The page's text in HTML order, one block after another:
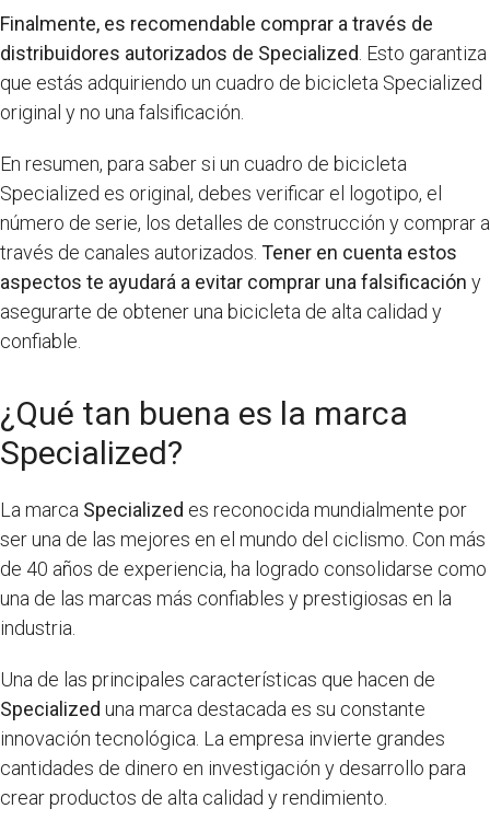
Finalmente, es recomendable comprar a través de
distribuidores autorizados de Specialized . Esto garantiza
que estás adquiriendo un cuadro de bicicleta Specialized
original y no una falsificación.
En resumen, para saber si un cuadro de bicicleta
Specialized es original, debes verificar el logotipo, el
número de serie, los detalles de construcción y comprar a
través de canales autorizados. Tener en cuenta estos
aspectos te ayudará a evitar comprar una falsificación y
asegurarte de obtener una bicicleta de alta calidad y
confiable.
¿Qué tan buena es la marca
Specialized?
La marca Specialized es reconocida mundialmente por
ser una de las mejores en el mundo del ciclismo. Con más
de 40 años de experiencia, ha logrado consolidarse como
una de las marcas más confiables y prestigiosas en la
industria.
Una de las principales características que hacen de
Specialized una marca destacada es su constante
innovación tecnológica. La empresa invierte grandes
cantidades de dinero en investigación y desarrollo para
crear productos de alta calidad y rendimiento.